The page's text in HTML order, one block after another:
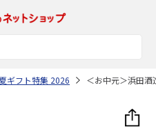
ギフト特集 2026 ＜お中元＞浜田